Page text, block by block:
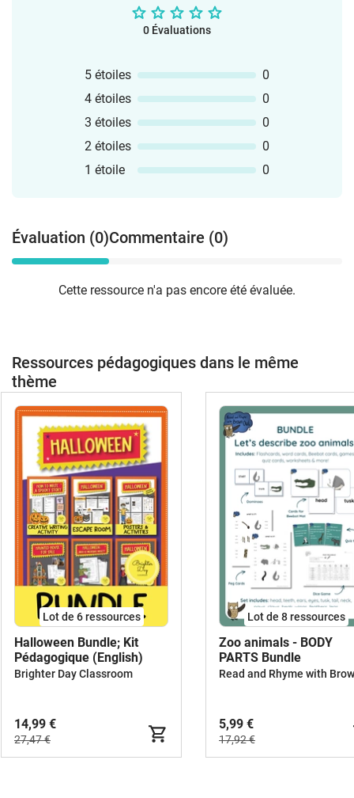
0 Évaluations
5 étoiles
0
4 étoiles
0
3 étoiles
0
2 étoiles
0
1 étoile
0
Évaluation (0)Commentaire (0)
Cette ressource n'a pas encore été évaluée.
Ressources pédagogiques dans le même
thème
Lot de 6 ressources
Halloween Bundle; Kit
Pédagogique (English)
Brighter Day Classroom
14,99 €
27,47 €
Lot de 8 ressources
Zoo animals - BODY
PARTS Bundle
5,99 €
17,92 €